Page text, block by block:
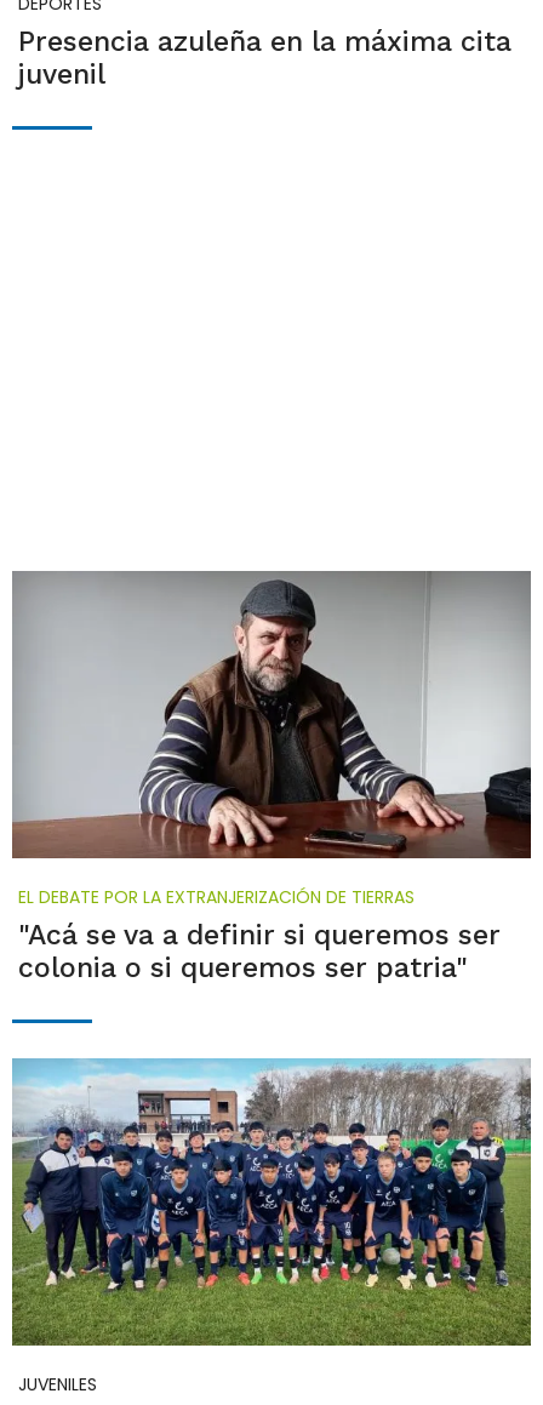
Presencia azuleña en la máxima cita
juvenil
EL DEBATE POR LA EXTRANJERIZACIÓN DE TIERRAS
"Acá se va a definir si queremos ser
colonia o si queremos ser patria"
JUVENILES